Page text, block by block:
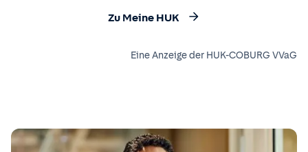
Zu Meine HUK
Eine Anzeige der HUK-COBURG VVaG